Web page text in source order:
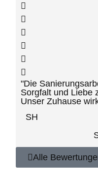
"Die
Sorgfalt und Liebe
Unser Zuhause
SH
Alle